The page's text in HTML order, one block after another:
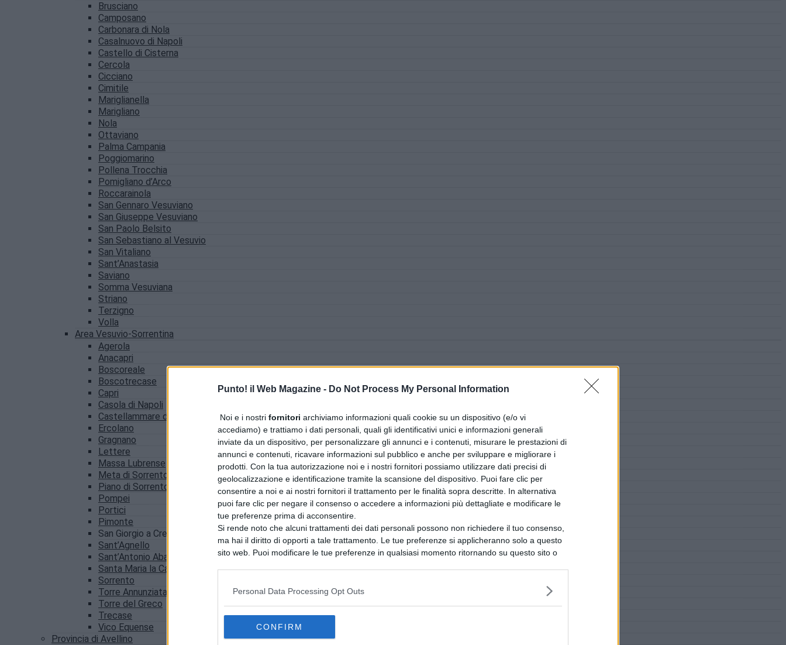
Punto! il Web Magazine - Do Not Process My Personal Information
Noi e i nostri fornitori archiviamo informazioni quali cookie su un dispositivo (e/o vi
accediamo) e trattiamo i dati personali, quali gli identificativi unici e informazioni generali
inviate da un dispositivo, per personalizzare gli annunci e i contenuti, misurare le prestazioni di
annunci e contenuti, ricavare informazioni sul pubblico e anche per sviluppare e migliorare i
prodotti. Con la tua autorizzazione noi e i nostri fornitori possiamo utilizzare dati precisi di
geolocalizzazione e identificazione tramite la scansione del dispositivo. Puoi fare clic per
consentire a noi e ai nostri fornitori il trattamento per le finalità sopra descritte. In alternativa
puoi fare clic per negare il consenso o accedere a informazioni più dettagliate e modificare le
tue preferenze prima di acconsentire.
Si rende noto che alcuni trattamenti dei dati personali possono non richiedere il tuo consenso,
ma hai il diritto di opporti a tale trattamento. Le tue preferenze si applicheranno solo a questo
sito web. Puoi modificare le tue preferenze in qualsiasi momento ritornando su questo sito o
Personal Data Processing Opt Outs
CONFIRM
Brusciano
Camposano
Carbonara di Nola
Casalnuovo di Napoli
Castello di Cisterna
Cercola
Cicciano
Cimitile
Mariglianella
Marigliano
Nola
Ottaviano
Palma Campania
Poggiomarino
Pollena Trocchia
Pomigliano d’Arco
Roccarainola
San Gennaro Vesuviano
San Giuseppe Vesuviano
San Paolo Belsito
San Sebastiano al Vesuvio
San Vitaliano
Sant’Anastasia
Saviano
Somma Vesuviana
Striano
Terzigno
Volla
Area Vesuvio-Sorrentina
Agerola
Anacapri
Boscoreale
Boscotrecase
Capri
Casola di Napoli
Castellammare di Stabia
Ercolano
Gragnano
Lettere
Massa Lubrense
Meta di Sorrento
Piano di Sorrento
Pompei
Portici
Pimonte
San Giorgio a Cremano
Sant’Agnello
Sant’Antonio Abate
Santa Maria la Carità
Sorrento
Torre Annunziata
Torre del Greco
Trecase
Vico Equense
Provincia di Avellino